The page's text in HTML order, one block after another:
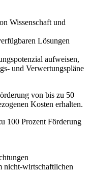
Wissenschaft und
Lösungen
aufweisen,
und Verwertungspläne
von bis zu 50
Kosten erhalten.
100 Prozent Förderung
nicht-wirtschaftlichen